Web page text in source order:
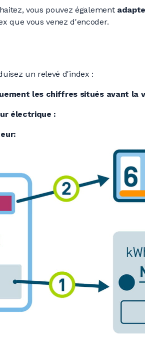
vous pouvez également
que vous venez d'encoder.
un relevé d'index :
les chiffres situés avant la
électrique :